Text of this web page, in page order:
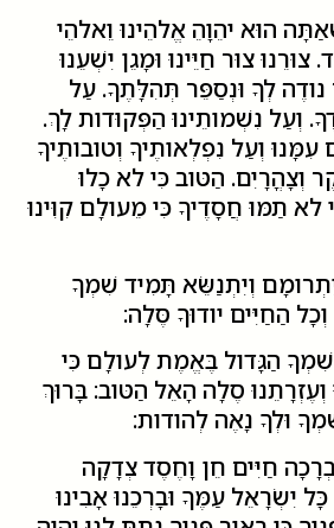
הוּא יהֵוָהֵ אֱלהֵינוּ וֵאלהֵי
צוּרֵנוּ צוּר חַיֵּינוּ וּמָגֵן יִשְׁעֵנוּ
לְךָ וּנְסַפֵּר תְּהִלָּתֶךָ. עַל
וְעַל נִשְׁמותֵינוּ הַפְּקוּדות לָךְ.
עִמָּנוּ וְעַל נִפְלְאותֶיךָ וְטובותֶיךָ
וְצָהֳרָיִם. הַטּוב כִּי לא כָלוּ
תַמּוּ חֲסָדֶיךָ כִּי מֵעולָם קִוִּינוּ
וְיִתְנַשֵּׂא תָּמִיד שִׁמְךָ
הַחַיִּים יודוּךָ סֶּלָה:
שִׁמְךָ הַגָּדול בֶּאֱמֶת לְעולָם כִּי
סֶלָה הָאֵל הַטּוב: בָּרוּךְ
וּלְךָ נָאֶה לְהודות:
חַיִּים חֵן וָחֶסֶד צְדָקָה
יִשְׂרָאֵל עַמֶּךָ וּבָרְכֵנוּ אָבִינוּ